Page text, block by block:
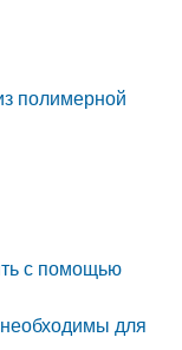
полимерной
с помощью
для